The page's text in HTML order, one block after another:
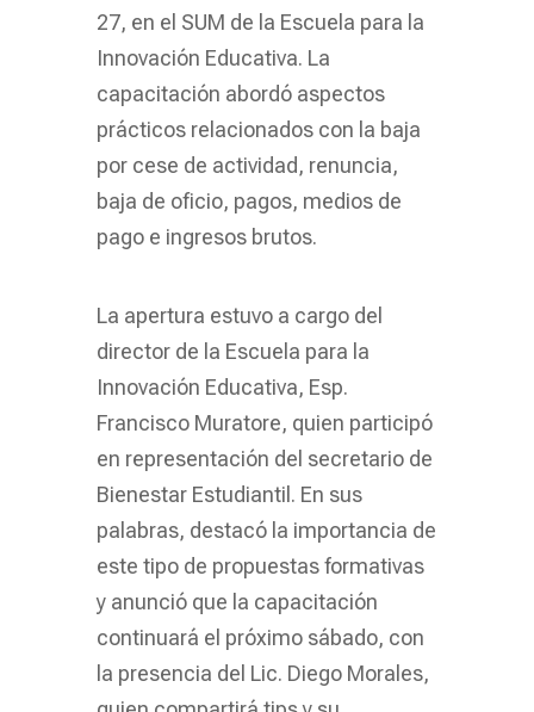
27, en el SUM de la Escuela para la
Innovación Educativa. La
capacitación abordó aspectos
prácticos relacionados con la baja
por cese de actividad, renuncia,
baja de oficio, pagos, medios de
pago e ingresos brutos.
La apertura estuvo a cargo del
director de la Escuela para la
Innovación Educativa, Esp.
Francisco Muratore, quien participó
en representación del secretario de
Bienestar Estudiantil. En sus
palabras, destacó la importancia de
este tipo de propuestas formativas
y anunció que la capacitación
continuará el próximo sábado, con
la presencia del Lic. Diego Morales,